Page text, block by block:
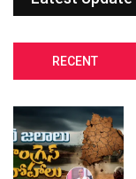
RECENT